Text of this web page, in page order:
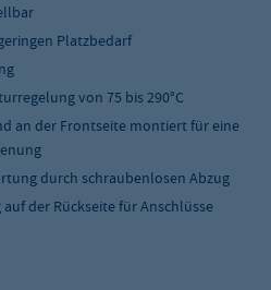
Platzbedarf
von 75 bis 290°C
an der Frontseite montiert für eine
durch schraubenlosen Abzug
der Rückseite für Anschlüsse